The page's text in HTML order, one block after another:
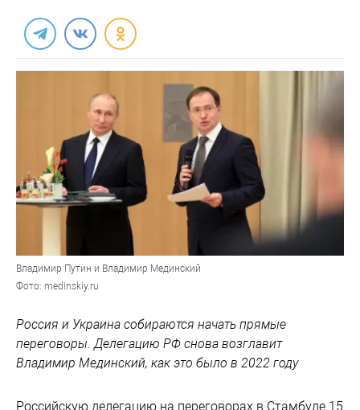
Владимир Путин и Владимир Мединский
Фото: medinskiy.ru
Россия и Украина собираются начать прямые
переговоры. Делегацию РФ снова возглавит
Владимир Мединский, как это было в 2022 году
Российскую делегацию на переговорах в Стамбуле 15